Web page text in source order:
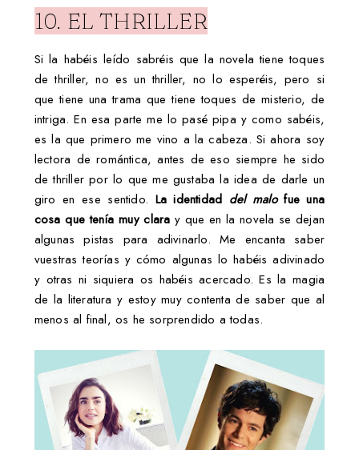
10. EL THRILLER
Si la habéis leído sabréis que la novela tiene toques
de thriller, no es un thriller, no lo esperéis, pero si
que tiene una trama que tiene toques de misterio, de
intriga. En esa parte me lo pasé pipa y como sabéis,
es la que primero me vino a la cabeza. Si ahora soy
lectora de romántica, antes de eso siempre he sido
de thriller por lo que me gustaba la idea de darle un
giro en ese sentido. La identidad del malofue una
cosa que tenía muy clara y que en la novela se dejan
algunas pistas para adivinarlo. Me encanta saber
vuestras teorías y cómo algunas lo habéis adivinado
y otras ni siquiera os habéis acercado. Es la magia
de la literatura y estoy muy contenta de saber que al
menos al final, os he sorprendido a todas.